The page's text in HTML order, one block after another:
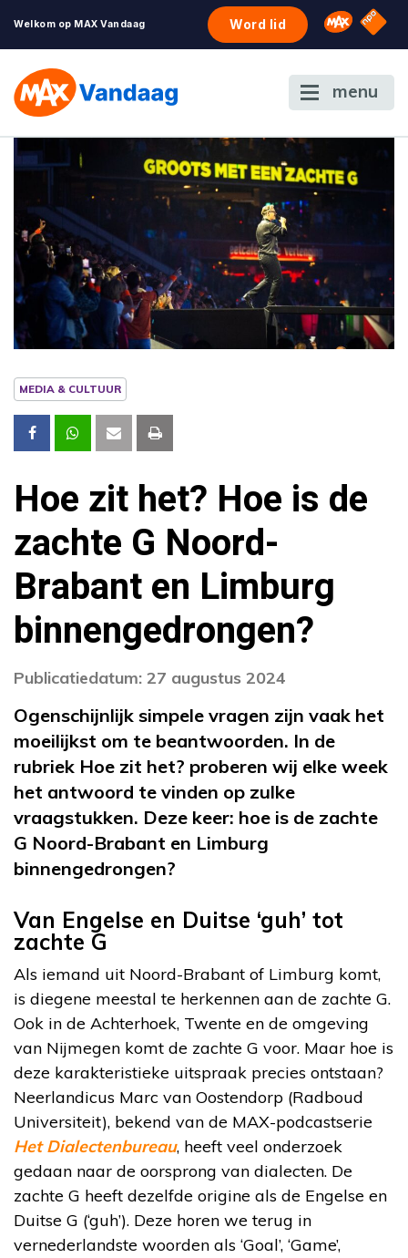
Welkom op MAX Vandaag Word lid Omroep
NPO
menu
MEDIA & CULTUUR
Hoe zit het? Hoe is de
zachte G Noord-
Brabant en Limburg
binnengedrongen?
Publicatiedatum: 27 augustus 2024
Ogenschijnlijk simpele vragen zijn vaak het
moeilijkst om te beantwoorden. In de
rubriek Hoe zit het? proberen wij elke week
het antwoord te vinden op zulke
vraagstukken. Deze keer: hoe is de zachte
G Noord-Brabant en Limburg
binnengedrongen?
Van Engelse en Duitse ‘guh’ tot
zachte G
Als iemand uit Noord-Brabant of Limburg komt,
is diegene meestal te herkennen aan de zachte G.
Ook in de Achterhoek, Twente en de omgeving
van Nijmegen komt de zachte G voor. Maar hoe is
deze karakteristieke uitspraak precies ontstaan?
Neerlandicus Marc van Oostendorp (Radboud
Universiteit), bekend van de MAX-podcastserie
Het Dialectenbureau, heeft veel onderzoek
gedaan naar de oorsprong van dialecten. De
zachte G heeft dezelfde origine als de Engelse en
Duitse G (‘guh’). Deze horen we terug in
vernederlandste woorden als ‘Goal’, ‘Game’,